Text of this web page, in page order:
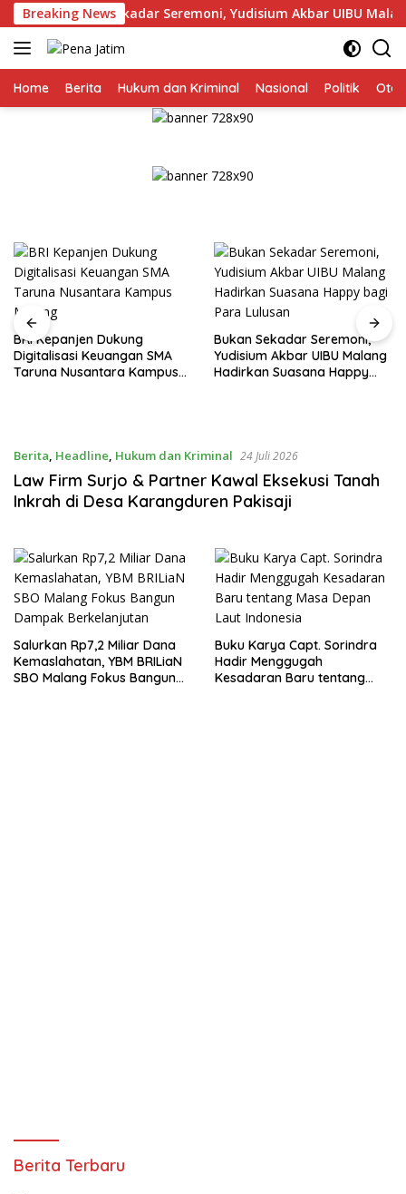
Langsung
ke
konten
Breaking News
Bukan Sekadar Seremoni, Yudisium Akbar UIBU Malang
Home Berita Hukum dan Kriminal Nasional Politik
BRI Kepanjen Dukung
Digitalisasi Keuangan SMA
Taruna Nusantara Kampus
Bukan Sekadar Seremoni,
Yudisium Akbar UIBU Malang
Hadirkan Suasana Happy
Berita Headline Hukum dan Kriminal 24 Juli 2026
Law Firm Surjo & Partner Kawal Eksekusi Tanah
Inkrah di Desa Karangduren Pakisaji
Salurkan Rp7,2 Miliar Dana
Kemaslahatan, YBM BRILiaN
SBO Malang Fokus Bangun
Buku Karya Capt. Sorindra
Hadir Menggugah
Kesadaran Baru tentang
Pena
Berita Terbaru